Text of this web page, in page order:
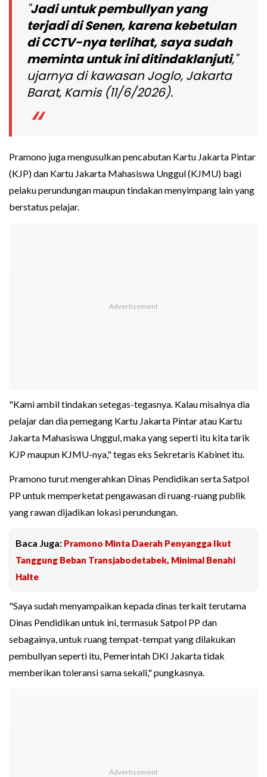
"Jadi untuk pembullyan yang
terjadi di Senen, karena kebetulan
di CCTV-nya terlihat, saya sudah
meminta untuk ini ditindaklanjuti,"
ujarnya di kawasan Joglo, Jakarta
Barat, Kamis (11/6/2026).
Pramono juga mengusulkan pencabutan Kartu Jakarta Pintar
(KJP) dan Kartu Jakarta Mahasiswa Unggul (KJMU) bagi
pelaku perundungan maupun tindakan menyimpang lain yang
berstatus pelajar.
"Kami ambil tindakan setegas-tegasnya. Kalau misalnya dia
pelajar dan dia pemegang Kartu Jakarta Pintar atau Kartu
Jakarta Mahasiswa Unggul, maka yang seperti itu kita tarik
KJP maupun KJMU-nya," tegas eks Sekretaris Kabinet itu.
Pramono turut mengerahkan Dinas Pendidikan serta Satpol
PP untuk memperketat pengawasan di ruang-ruang publik
yang rawan dijadikan lokasi perundungan.
Baca Juga: Pramono Minta Daerah Penyangga Ikut
Tanggung Beban Transjabodetabek, Minimal Benahi
Halte
"Saya sudah menyampaikan kepada dinas terkait terutama
Dinas Pendidikan untuk ini, termasuk Satpol PP dan
sebagainya, untuk ruang tempat-tempat yang dilakukan
pembullyan seperti itu, Pemerintah DKI Jakarta tidak
memberikan toleransi sama sekali," pungkasnya.